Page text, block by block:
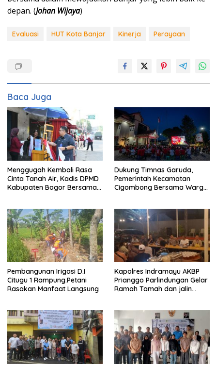
depan. (Johan Wijaya)
Evaluasi HUT Kota Banjar Kinerja Perayaan
Baca Juga
Menggugah Kembali Rasa
Cinta Tanah Air, Kadis DPMD
Kabupaten Bogor Bersama
Masyarakat Dan Pengguna
Jalan.
Dukung Timnas Garuda,
Pemerintah Kecamatan
Cigombong Bersama Warga
Pembangunan Irigasi D.I
Citugu 1 Rampung.Petani
Rasakan Manfaat Langsung
Kapolres Indramayu AKBP
Prianggo Parlindungan Gelar
Ramah Tamah dan jalin